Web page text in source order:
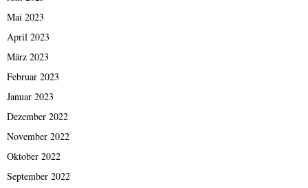
Mai 2023
April 2023
März 2023
Februar 2023
Januar 2023
Dezember 2022
November 2022
Oktober 2022
September 2022